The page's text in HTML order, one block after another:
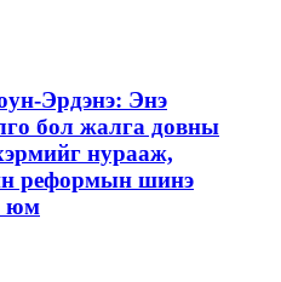
Эрдэнэ: Энэ
бол жалга довны
нурааж,
реформын шинэ
юм